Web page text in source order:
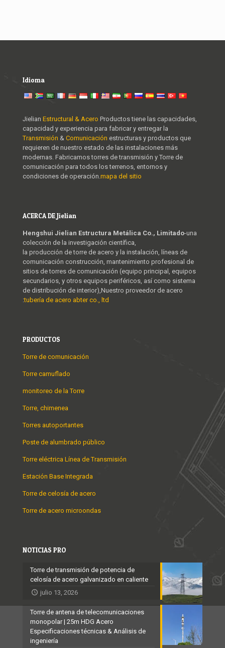
Idioma
Jielian Estructural & Acero Productos tiene las capacidades,
capacidad y experiencia para fabricar y entregar la
Transmisión & Comunicación estructuras y productos que
requieren de nuestro estado de las instalaciones más
modernas. Fabricamos torres de transmisión y Torre de
comunicación para todos los terrenos, entornos y
condiciones de operación.mapa del sitio
ACERCA DE Jielian
Hengshui Jielian Estructura Metálica Co., Limitado-una
colección de la investigación científica,
la producción de torre de acero y la instalación, líneas de
comunicación construcción, mantenimiento profesional de
sitios de torres de comunicación (equipo principal, equipos
secundarios, y otros equipos periféricos, así como sistema
de distribución de interior),Nuestro proveedor de acero
:tubería de acero abter co., ltd
PRODUCTOS
Torre de comunicación
Torre camuflado
monitoreo de la Torre
Torre, chimenea
Torres autoportantes
Poste de alumbrado público
Torre eléctrica Línea de Transmisión
Estación Base Integrada
Torre de celosía de acero
Torre de acero microondas
NOTICIAS PRO
Torre de transmisión de potencia de
celosía de acero galvanizado en caliente
julio 13, 2026
Torre de antena de telecomunicaciones
monopolar | 25m HDG Acero
Especificaciones técnicas & Análisis de
ingeniería